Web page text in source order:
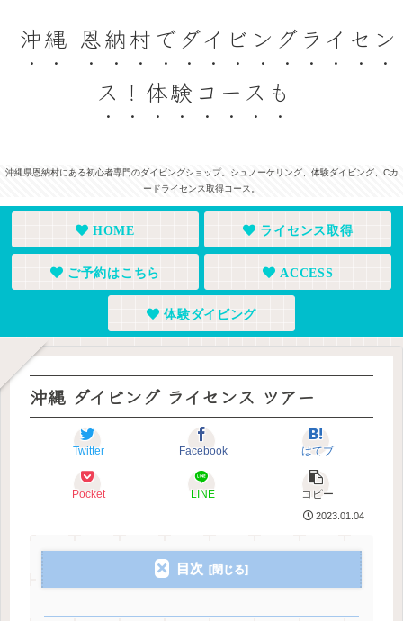
沖縄 恩納村でダイビングライセン
ス！体験コースも
沖縄県恩納村にある初心者専門のダイビングショップ。シュノーケリング、体験ダイビング、Cカ
ードライセンス取得コース。
HOME ライセンス取得
ご予約はこちら ACCESS
体験ダイビング
沖縄 ダイビング ライセンス ツアー
Twitter Facebook はてブ
Pocket LINE コピー
2023.01.04
目次